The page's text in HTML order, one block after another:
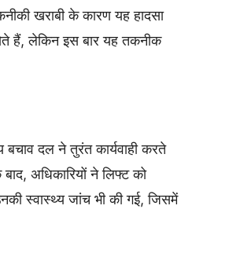
खराबी के कारण यह हादसा
हैं, लेकिन इस बार यह तकनीक
दल ने तुरंत कार्यवाही करते
अधिकारियों ने लिफ्ट को
स्वास्थ्य जांच भी की गई, जिसमें